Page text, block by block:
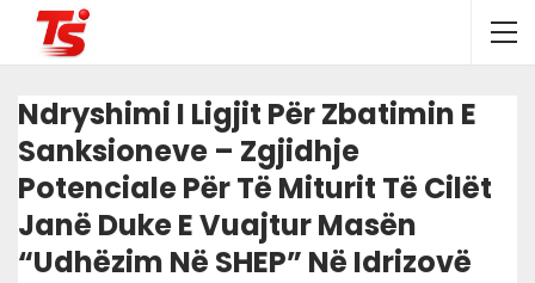
Ndryshimi I Ligjit Për Zbatimin E
Sanksioneve – Zgjidhje
Potenciale Për Të Miturit Të Cilët
Janë Duke E Vuajtur Masën
“udhëzim Në SHEP” Në Idrizovë